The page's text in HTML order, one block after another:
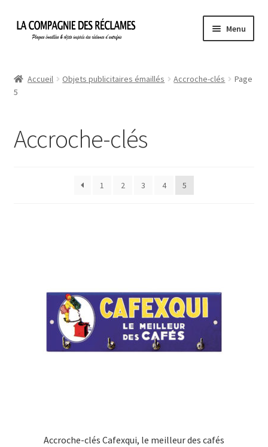
Aller
Aller
Menu
À propos de La Compagnie des Réclames
Accueil Objets publicitaires émaillés Accroche-clés
Page
5
Accroche-clés
1 2 3 4 5
Accroche-clés Cafexqui, le meilleur des cafés